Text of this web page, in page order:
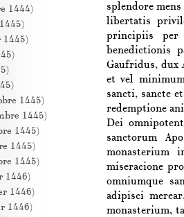
splendore
libertatis
principiis per
benedictionis
Gaufridus, dux
et vel
sancti, sancte
redemptione
Dei
sanctorum
monasterium
miseracione
omniumque
adipisci
monasterium,
1444)
1445)
1445)
1445)
1445)
1445)
1446)
1446)
1446)